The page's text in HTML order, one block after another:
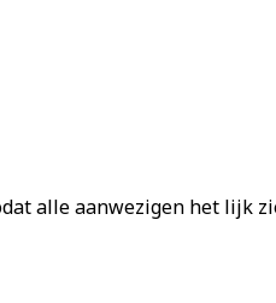
alle aanwezigen het lijk